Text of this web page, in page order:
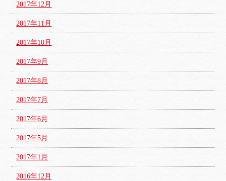
2017年12月
2017年11月
2017年10月
2017年9月
2017年8月
2017年7月
2017年6月
2017年5月
2017年1月
2016年12月